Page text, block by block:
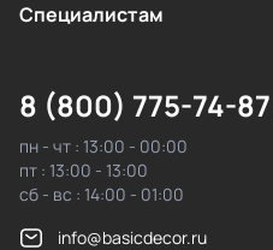
Cпециалистам
8 (800) 775-74-87
пн - чт : 13:00 - 00:00
пт : 13:00 - 13:00
сб - вс : 14:00 - 01:00
info@basicdecor.ru